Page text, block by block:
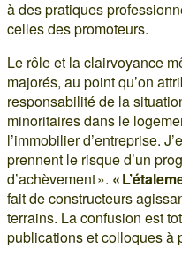
à des pratiques
celles des promoteurs.
Le rôle et la clairvoyance
majorés, au point qu’on
responsabilité de la
minoritaires dans le
l’immobilier d’entreprise.
prennent le risque d’un
d’achèvement ». «
fait de constructeurs
terrains. La confusion est
publications et colloques à